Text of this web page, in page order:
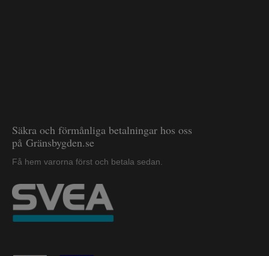
Säkra och förmånliga betalningar hos oss
på Gränsbygden.se
Få hem varorna först och betala sedan.